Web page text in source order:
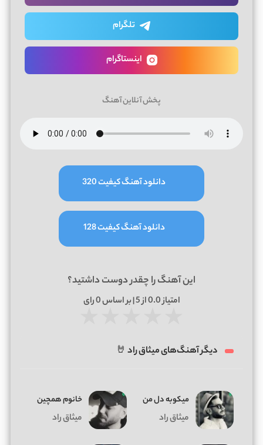
تلگرام
اینستاگرام
پخش آنلاین آهنگ
دانلود آهنگ کیفیت 320
دانلود آهنگ کیفیت 128
این آهنگ را چقدر دوست داشتید؟
امتیاز0.0از 5 | بر اساس 0رای
دیگر آهنگ‌های میثاق راد 🤘
میکوبه دل من
میثاق راد
خانوم همچین
میثاق راد